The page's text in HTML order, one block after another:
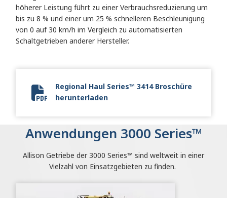
höherer Leistung führt zu einer Verbrauchsreduzierung um
bis zu 8 % und einer um 25 % schnelleren Beschleunigung
von 0 auf 30 km/h im Vergleich zu automatisierten
Schaltgetrieben anderer Hersteller.
Allison 3414 Regional Haul Series.pdf
Regional Haul Series™ 3414 Broschüre
herunterladen
Anwendungen 3000 Series™
Allison Getriebe der 3000 Series™ sind weltweit in einer
Vielzahl von Einsatzgebieten zu finden.